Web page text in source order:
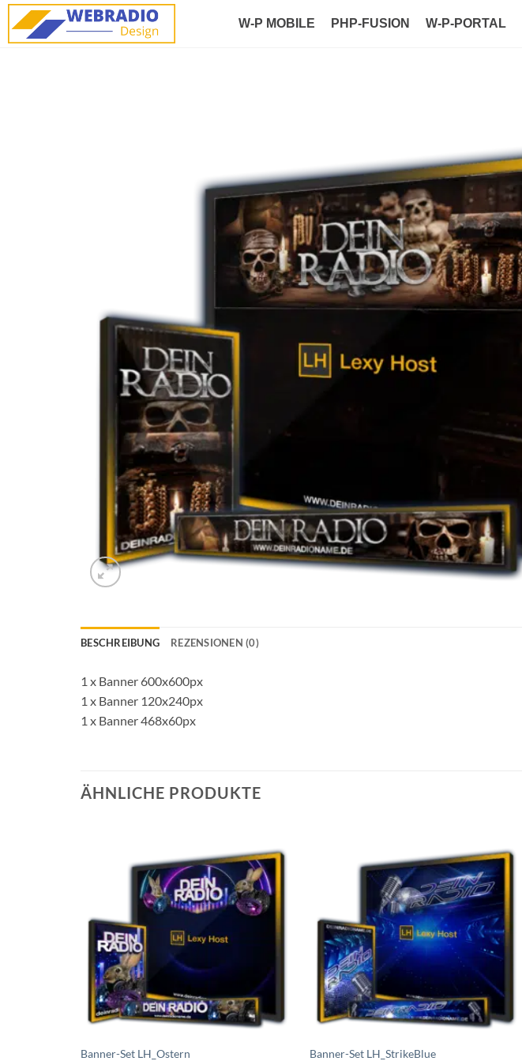
W-P MOBILE PHP-FUSION W-P-PORTAL
BESCHREIBUNG REZENSIONEN (0)
1 x Banner 600x600px
1 x Banner 120x240px
1 x Banner 468x60px
ÄHNLICHE PRODUKTE
Auf die
Wunschliste
setzen
Banner-Set LH_Ostern
Auf die
Wunschliste
setzen
Banner-Set LH_StrikeBlue